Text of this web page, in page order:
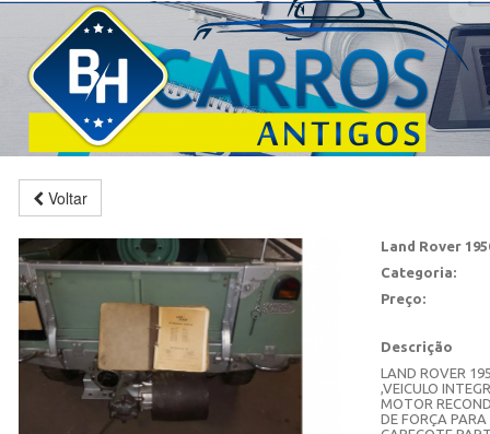
Voltar
Land Rover
Categoria:
Preço:
Descrição
LAND ROVER
,VEICULO
MOTOR
DE FORÇA